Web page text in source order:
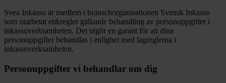
Svea Inkasso är medlem i branschorganisationen Svensk Inkasso
som utarbetat etikregler gällande behandling av personuppgifter i
inkassoverksamheten. Det utgör en garant för att dina
personuppgifter behandlas i enlighet med lagreglerna i
inkassoverksamheten.
Personuppgifter vi behandlar om dig